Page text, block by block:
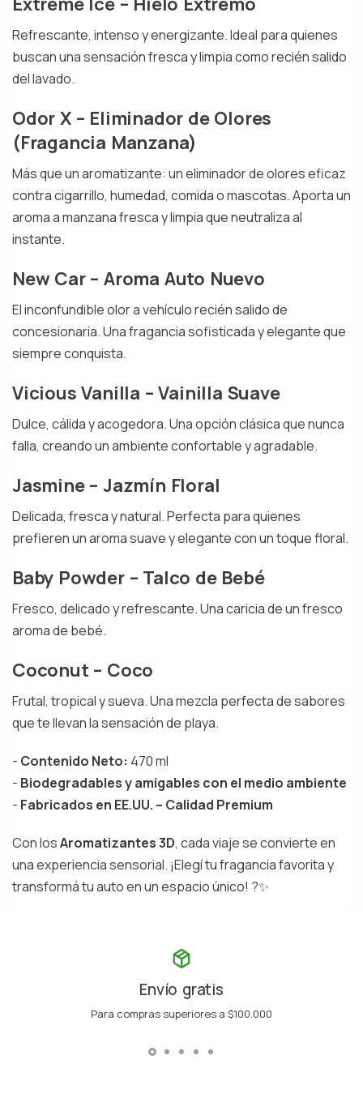
Refrescante, intenso y energizante. Ideal para quienes
buscan una sensación fresca y limpia como recién salido
del lavado.
Odor X – Eliminador de Olores
(Fragancia Manzana)
Más que un aromatizante: un eliminador de olores eficaz
contra cigarrillo, humedad, comida o mascotas. Aporta un
aroma a manzana fresca y limpia que neutraliza al
instante.
New Car – Aroma Auto Nuevo
El inconfundible olor a vehículo recién salido de
concesionaria. Una fragancia sofisticada y elegante que
siempre conquista.
Vicious Vanilla – Vainilla Suave
Dulce, cálida y acogedora. Una opción clásica que nunca
falla, creando un ambiente confortable y agradable.
Jasmine – Jazmín Floral
Delicada, fresca y natural. Perfecta para quienes
prefieren un aroma suave y elegante con un toque floral.
Baby Powder – Talco de Bebé
Fresco, delicado y refrescante. Una caricia de un fresco
aroma de bebé.
Coconut – Coco
Frutal, tropical y sueva. Una mezcla perfecta de sabores
que te llevan la sensación de playa.
- Contenido Neto: 470 ml
- Biodegradables y amigables con el medio ambiente
- Fabricados en EE.UU. – Calidad Premium
Con losAromatizantes 3D, cada viaje se convierte en
una experiencia sensorial. ¡Elegí tu fragancia favorita y
transformá tu auto en un espacio único! ?✨
Envío gratis
Para compras superiores a $100.000